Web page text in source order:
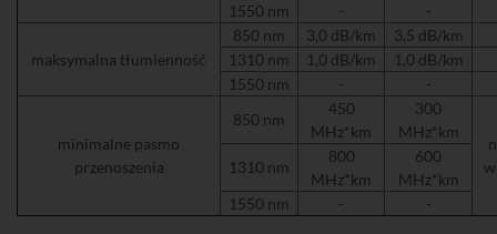
1550 nm
- -
maksymalna tłumienność
850 nm 3,0 dB/km
3,5 dB/km
1310 nm
1,0 dB/km
1,0 dB/km
1550 nm
- -
minimalne pasmo
przenoszenia
850 nm
450
MHz*km
300
MHz*km
1310 nm
800
MHz*km
600
MHz*km
1550 nm
- -